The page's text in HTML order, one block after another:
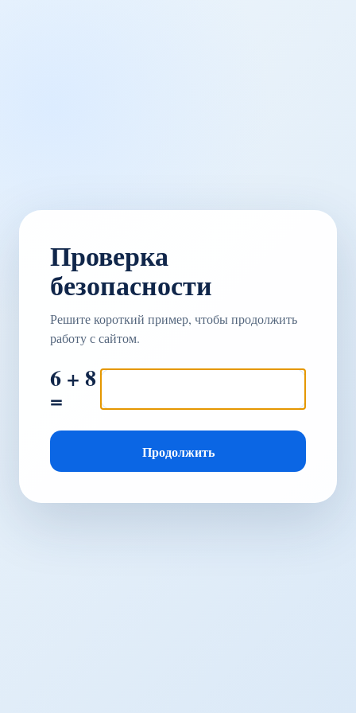
Проверка
безопасности
Решите короткий пример, чтобы продолжить
работу с сайтом.
6 + 8
=
Продолжить